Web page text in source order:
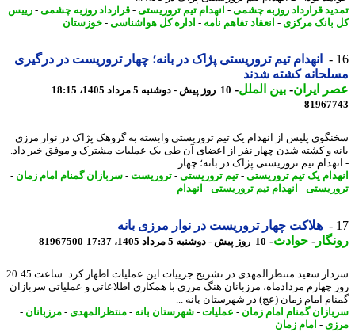
قرارداد روزبه چشمی-انهدام تیم تروریستی-قرارداد روزبه چشمی-رییس
مرکزی - انعقاد تفاهم نامه -اداره کل هواشناسی-خوزستان
انهدام تیم تروریستی پژاک در بانه؛ چهار تروریست در درگیری
کشته شدند
ایران- بین الملل-10 روز پیش - دوشنبه 5 مرداد 1405، 18:15
پلیس از انهدام یک تیم تروریستی وابسته به گروهک پژاک در نوار مرزی
و کشته شدن چهار نفر از اعضای آن طی یک عملیات مشترک و موفق خبر داد.
تیم تروریستی پژاک در بانه؛ چهار ...
یک تیم تروریستی-تیم تروریستی-تروریست-سربازان گمنام امام زمان -
-انهدام تیم تروریستی-انهدام
هلاکت چهار تروریست در نوار مرزی بانه
-حوادث -10 روز پیش - دوشنبه 5 مرداد 1405، 17:37 81967500
سردار سعید منتظرالمهدی در تشریح جزییات این عملیات اظهار کرد: ساعت 20:45
چهارم مردادماه، مرزبانان هنگ مرزی با همکاری اطلاعاتی و عملیاتی سربازان
امام زمان (عج) در شهرستان بانه ...
گمنام امام زمان -عملیات-شهرستان بانه-منتظرالمهدی-مرزبانان-
- امام زمان